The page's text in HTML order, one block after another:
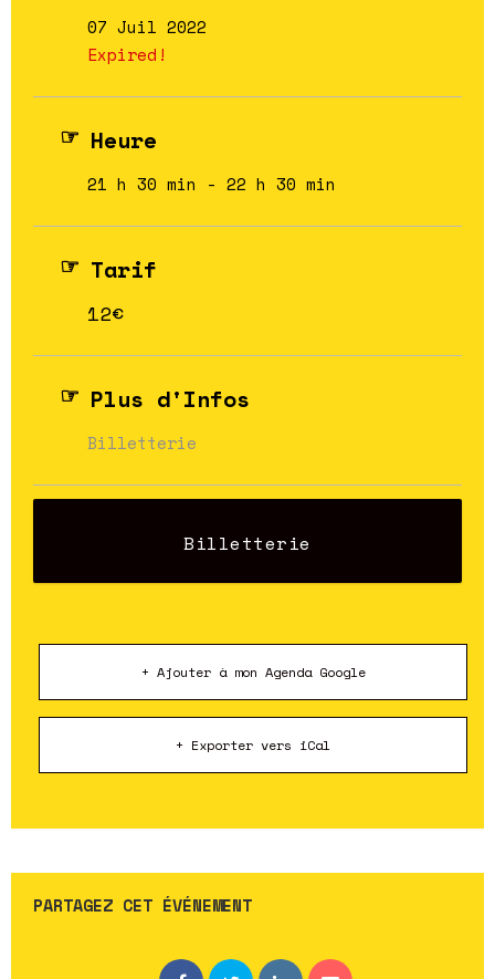
07 Juil 2022
Expired!
Heure
21 h 30 min - 22 h 30 min
Tarif
12€
Plus d'Infos
Billetterie
Billetterie
+ Ajouter à mon Agenda Google
+ Exporter vers iCal
PARTAGEZ CET ÉVÉNEMENT